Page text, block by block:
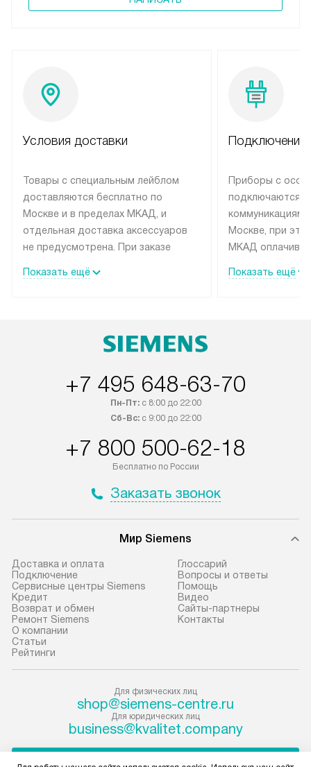
Условия доставки
Товары с специальным лейблом
доставляются бесплатно по
Москве и в пределах МКАД, и
отдельная доставка аксессуаров
не предусмотрена. При заказе
рекомендуем обсудить с
быть отправлены покупателю в
интересен товар «Под заказ»,
обсудите возможность его
приобретения с менеджером сайта.
доставляются бесплатно по
Москве в пределах МКАД, и
не предусмотрена.
доставки доставит упакованный
требуется переместить прибор
до двери квартиры или до места
установки, пожалуйста,
предварительно согласуйте это
с менеджером. За данную услугу
взимается дополнительная плата.
они не позволяют пронести чего
через дверной проем,
то сотрудники транспортной
Показать ещё
Подключение
Приборы с
подключаются к
коммуникациям
Москве, при
МКАД
партнера
монтажу
материалы.
Стандартная
и
а затем
к
Показать ещё
+7 495 648-63-70
Пн-Пт:с 8:00 до 22:00
Сб-Вс:с 9:00 до 22:00
+7 800 500-62-18
Бесплатно по России
Заказать звонок
Мир Siemens
Доставка и оплата
Подключение
Сервисные центры Siemens
Кредит
Возврат и обмен
Ремонт Siemens
О компании
Статьи
Рейтинги
Глоссарий
Вопросы и ответы
Помощь
Видео
Сайты-партнеры
Контакты
Для физических лиц
shop@siemens-centre.ru
Для юридических лиц
business@kvalitet.company